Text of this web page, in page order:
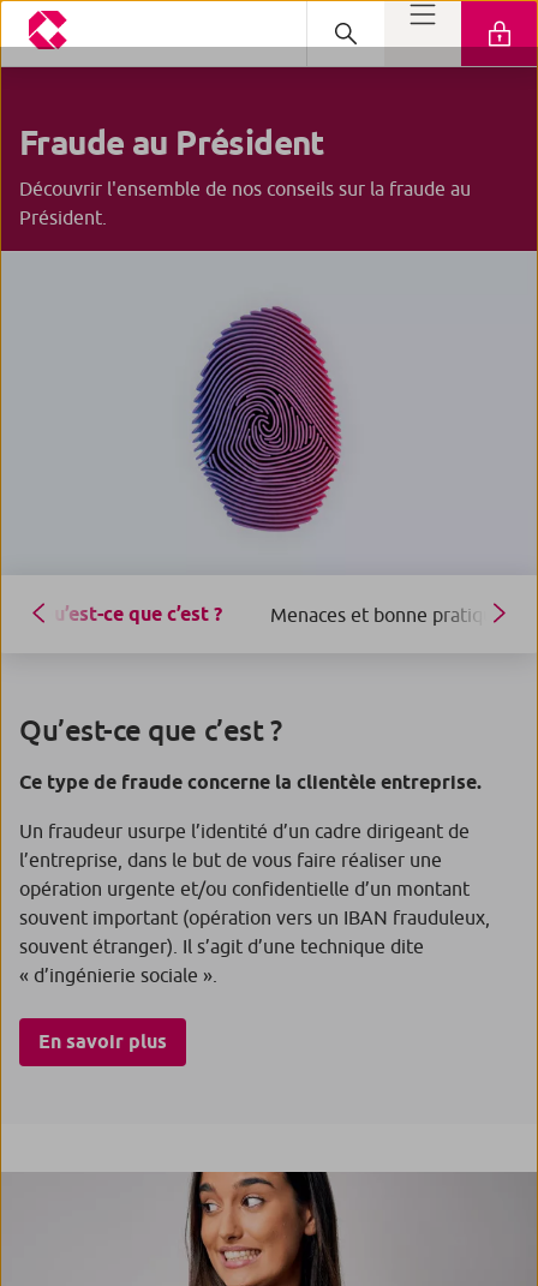
Fraude au Président
Découvrir l'ensemble de nos conseils sur la fraude au
Président.
Qu’est-ce que c’est ? Menaces et bonne pratiques
Qu’est-ce que c’est ?
Ce type de fraude concerne la clientèle entreprise.
Un fraudeur usurpe l’identité d’un cadre dirigeant de
l’entreprise, dans le but de vous faire réaliser une
opération urgente et/ou confidentielle d’un montant
souvent important (opération vers un IBAN frauduleux,
souvent étranger). Il s’agit d’une technique dite
« d’ingénierie sociale ».
En savoir plus